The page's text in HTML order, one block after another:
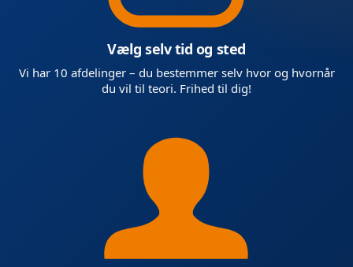
Vælg selv tid og sted
Vi har 10 afdelinger – du bestemmer selv hvor og hvornår
du vil til teori. Frihed til dig!